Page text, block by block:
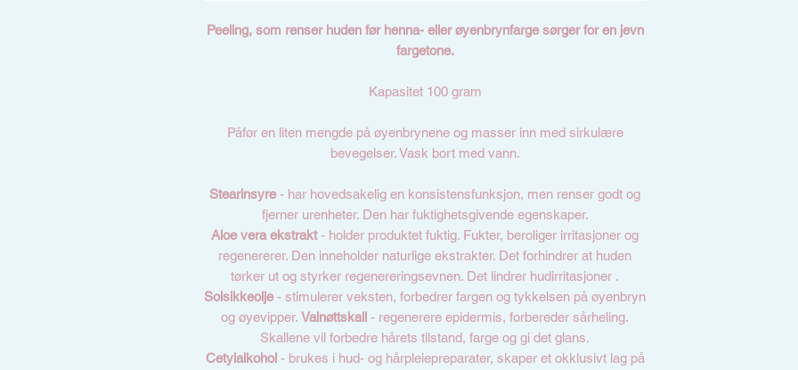
Peeling, som renser huden før henna- eller øyenbrynfarge sørger for en jevn
fargetone.
Kapasitet 100 gram
Påfør en liten mengde på øyenbrynene og masser inn med sirkulære
bevegelser. Vask bort med vann.
Stearinsyre- har hovedsakelig en konsistensfunksjon, men renser godt og
fjerner urenheter. Den har fuktighetsgivende egenskaper.
Aloe vera ekstrakt- holder produktet fuktig. Fukter, beroliger irritasjoner og
regenererer. Den inneholder naturlige ekstrakter. Det forhindrer at huden
tørker ut og styrker regenereringsevnen. Det lindrer hudirritasjoner .
Solsikkeolje- stimulerer veksten, forbedrer fargen og tykkelsen på øyenbryn
og øyevipper. Valnøttskall - regenerere epidermis, forbereder sårheling.
Skallene vil forbedre hårets tilstand, farge og gi det glans.
Cetylalkohol- brukes i hud- og hårpleiepreparater, skaper et okklusivt lag på